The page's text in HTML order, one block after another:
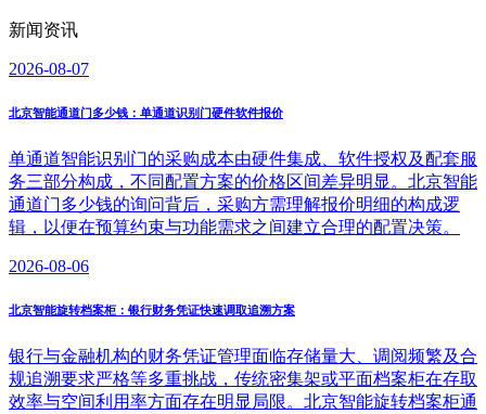
新闻资讯
2026-08-07
北京智能通道门多少钱：单通道识别门硬件软件报价
单通道智能识别门的采购成本由硬件集成、软件授权及配套服
务三部分构成，不同配置方案的价格区间差异明显。北京智能
通道门多少钱的询问背后，采购方需理解报价明细的构成逻
辑，以便在预算约束与功能需求之间建立合理的配置决策。
2026-08-06
北京智能旋转档案柜：银行财务凭证快速调取追溯方案
银行与金融机构的财务凭证管理面临存储量大、调阅频繁及合
规追溯要求严格等多重挑战，传统密集架或平面档案柜在存取
效率与空间利用率方面存在明显局限。北京智能旋转档案柜通